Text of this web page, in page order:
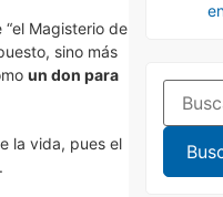
Magisterio de
sino más
un don para
la vida, pues el